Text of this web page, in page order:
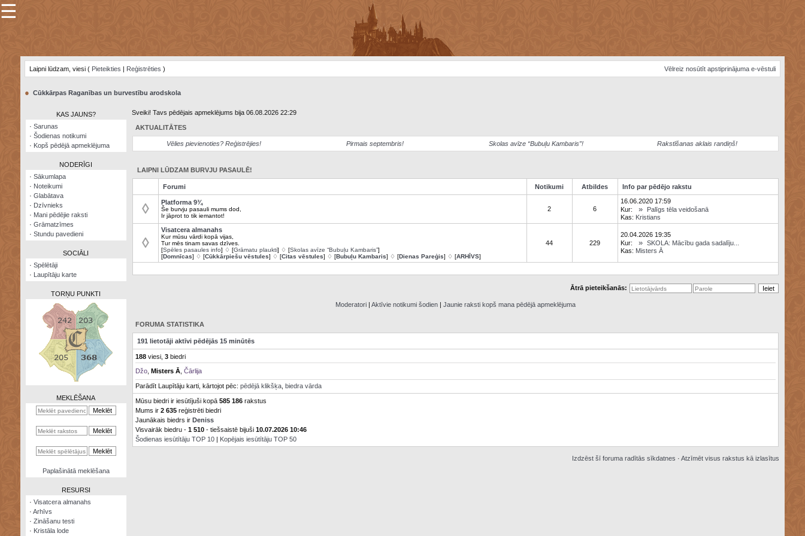
×
Šodienas
Visatcera
almanahs
kalkulators
☰
Laipni lūdzam, viesi ( Pieteikties | Reģistrēties ) Vēlreiz nosūtīt apstiprinājuma e-vēstuli
● Cūkkārpas Raganības un burvestību arodskola
KAS JAUNS?
· Sarunas
· Šodienas notikumi
· Kopš pēdējā apmeklējuma
NODERĪGI
· Sākumlapa
· Noteikumi
· Glabātava
· Dzīvnieks
· Mani pēdējie raksti
· Grāmatzīmes
· Stundu pavedieni
SOCIĀLI
· Spēlētāji
· Laupītāju karte
TORŅU PUNKTI
MEKLĒŠANA
Paplašinātā meklēšana
RESURSI
· Visatcera almanahs
· Arhīvs
· Zināšanu testi
· Kristāla lode
Sveiki! Tavs pēdējais apmeklējums bija 06.08.2026 22:29
AKTUALITĀTES
Vēlies pievienoties? Reģistrējies! Pirmais septembris! Skolas avīze “Bubuļu Kambaris”! Rakstīšanas aklais randiņš!
LAIPNI LŪDZAM BURVJU PASAULĒ!
Forumi Notikumi Atbildes Info par pēdējo rakstu
◊ Platforma 9¾
Še burvju pasauli mums dod,
Ir jāprot to tik iemantot!
2 6
16.06.2020 17:59
Kur:
»
Palīgs tēla veidošanā
Kas: Kristians
◊
Visatcera almanahs
Kur mūsu vārdi kopā vijas,
Tur mēs tinam savas dzīves.
[Spēles pasaules info] ♢ [Grāmatu plaukti] ♢ [Skolas avīze “Bubuļu Kambaris”]
[Domnīcas] ♢ [Cūkkārpiešu vēstules] ♢ [Citas vēstules] ♢ [Bubuļu Kambaris] ♢ [Dienas Pareģis] ♢ [ARHĪVS]
44 229
20.04.2026 19:35
Kur:
» SKOLA: Mācību gada sadalīju...
Kas: Misters Ā
Ātrā pieteikšanās:
Moderatori| Aktīvie notikumi šodien| Jaunie raksti kopš mana pēdējā apmeklējuma
FORUMA STATISTIKA
191 lietotāji aktīvi pēdējās 15 minūtēs
188viesi, 3biedri
Džo, Misters Ā, Čārlija
Parādīt Laupītāju karti, kārtojot pēc: pēdējā klikšķa, biedra vārda
Mūsu biedri ir iesūtījuši kopā 585 186rakstus
Mums ir 2 635reģistrēti biedri
Jaunākais biedrs ir Deniss
Visvairāk biedru - 1 510- tiešsaistē bijuši 10.07.2026 10:46
Šodienas iesūtītāju TOP 10| Kopējais iesūtītāju TOP 50
Izdzēst šī foruma radītās sīkdatnes · Atzīmēt visus rakstus kā izlasītus